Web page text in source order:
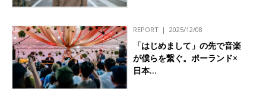
REPORT 2025/12/08
「はじめまして」の先で音楽
が僕らを繋ぐ。ポーランド×
日本…